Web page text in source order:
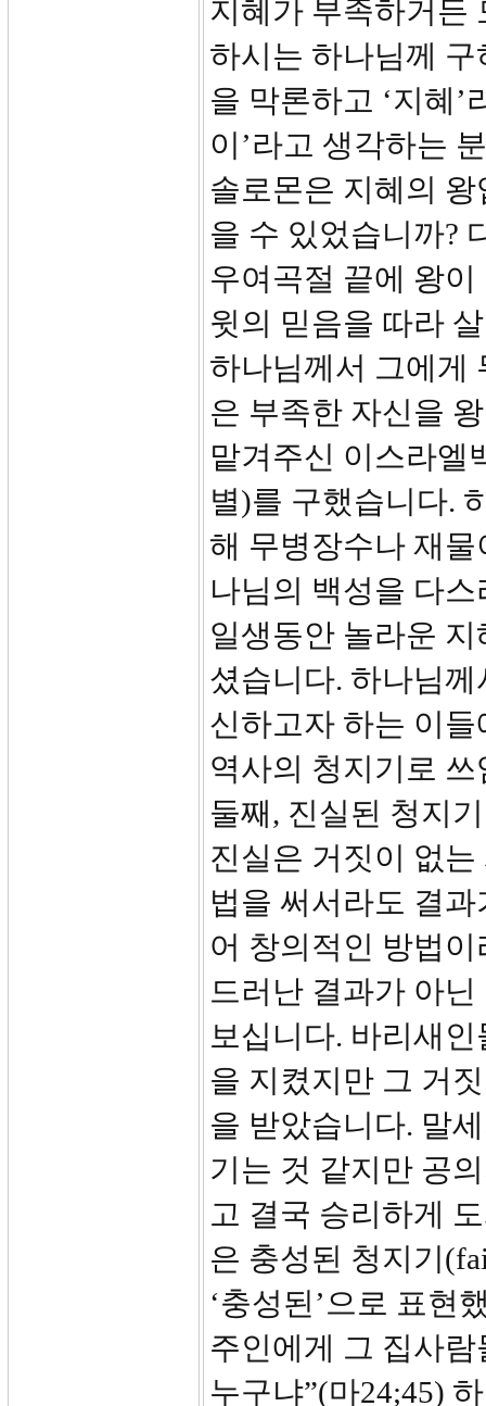
지혜가 부족하거든
하시는 하나님께
을 막론하고 ‘지혜
이’라고 생각하는
솔로몬은 지혜의
을 수 있었습니까?
우여곡절 끝에 왕
윗의 믿음을 따라
하나님께서 그에게
은 부족한 자신을
맡겨주신 이스라엘
별)를 구했습니다.
해 무병장수나 재
나님의 백성을 다
일생동안 놀라운
셨습니다. 하나님
신하고자 하는 이
역사의 청지기로
둘째, 진실된 청지기
진실은 거짓이 없
법을 써서라도 결
어 창의적인 방법
드러난 결과가 아
보십니다. 바리새
을 지켰지만 그 거
을 받았습니다. 말
기는 것 같지만 공
고 결국 승리하게
은 충성된 청지기
‘충성된’으로 표현
주인에게 그 집사
누구냐”(마24;45)